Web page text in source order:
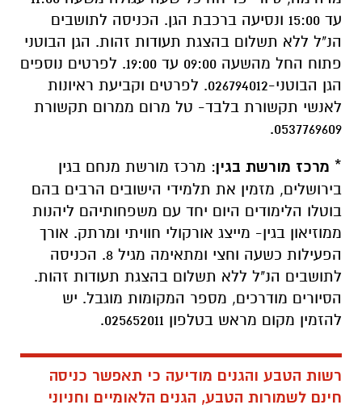
עד 15:00 ונסיעה ברכבת הגן. הכניסה לתושבים
הנ"ל ללא תשלום בהצגת תעודות זהות. הגן הבוטני
פתוח החל מהשעה 09:00 עד 19:00. לפרטים נוספים
הגן הבוטני-026794012. לפרטים וקביעת ראיונות
לאנשי תקשורת בלבד- טל מרום ממרום תקשורת
0537769609.
* מרכז מורשת בגין: מרכז מורשת מנחם בגין
בירושלים, מזמין את תלמידי הישובים הרבים בהם
בוטלו הלימודים היום יחד עם משפחותיהם ליהנות
ממוזיאון בגין- מייצג אורקולי חוויתי ומרתק. אורך
הפעילות כשעה וחצי ומתאימה מגיל 8. הכניסה
לתושבים הנ"ל ללא תשלום בהצגת תעודות זהות.
הסיורים מודרכים, מספר המקומות מוגבל. יש
להזמין מקום מראש בטלפון 025652011.
רשות הטבע והגנים מודיעה כי תאפשר כניסה
חינם לשמורות הטבע, הגנים הלאומיים וחניוני